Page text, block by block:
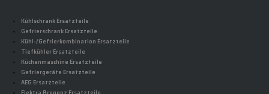
Kühlschrank Ersatzteile
Gefrierschrank Ersatzteile
Kühl-/Gefrierkombination Ersatzteile
Tiefkühler Ersatzteile
Küchenmaschine Ersatzteile
Gefriergeräte Ersatzteile
AEG Ersatzteile